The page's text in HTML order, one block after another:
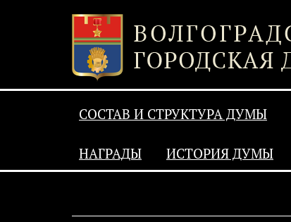
СОСТАВ И СТРУКТУРА ДУМЫ
НАГРАДЫ ИСТОРИЯ ДУМЫ